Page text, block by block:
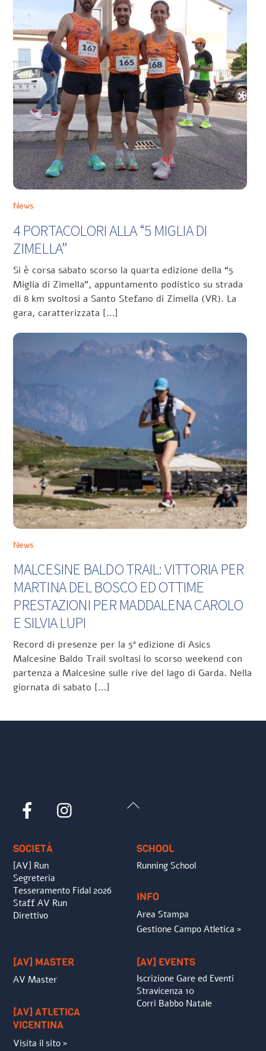
News
4 PORTACOLORI ALLA “5 MIGLIA DI
ZIMELLA”
Si è corsa sabato scorso la quarta edizione della “5
Miglia di Zimella”, appuntamento podistico su strada
di 8 km svoltosi a Santo Stefano di Zimella (VR). La
gara, caratterizzata […]
News
MALCESINE BALDO TRAIL: VITTORIA PER
MARTINA DEL BOSCO ED OTTIME
PRESTAZIONI PER MADDALENA CAROLO
E SILVIA LUPI
Record di presenze per la 5ª edizione di Asics
Malcesine Baldo Trail svoltasi lo scorso weekend con
partenza a Malcesine sulle rive del lago di Garda. Nella
giornata di sabato […]
Back
Facebook
SOCIETÀ
[AV] Run
Segreteria
Tesseramento Fidal 2026
Staff AV Run
Direttivo
SCHOOL
Running School
INFO
Area Stampa
Gestione Campo Atletica >
[AV] MASTER
AV Master
[AV] ATLETICA
VICENTINA
Visita il sito >
[AV] EVENTS
Iscrizione Gare ed Eventi
Stravicenza 10
Corri Babbo Natale